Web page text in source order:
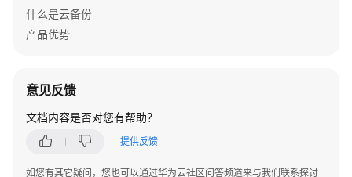
云
服
改
备
名
什么是云备份
产品优势
意见反馈
文档内容是否对您有帮助？
提供反馈
如您有其它疑问，您也可以通过华为云社区问答频道来与我们联系探讨